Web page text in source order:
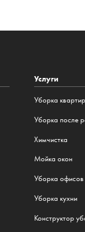
Услуги
Уборка
Уборка после
Химчистка
Мойка окон
Уборка офисов
Уборка кухни
Конструктор